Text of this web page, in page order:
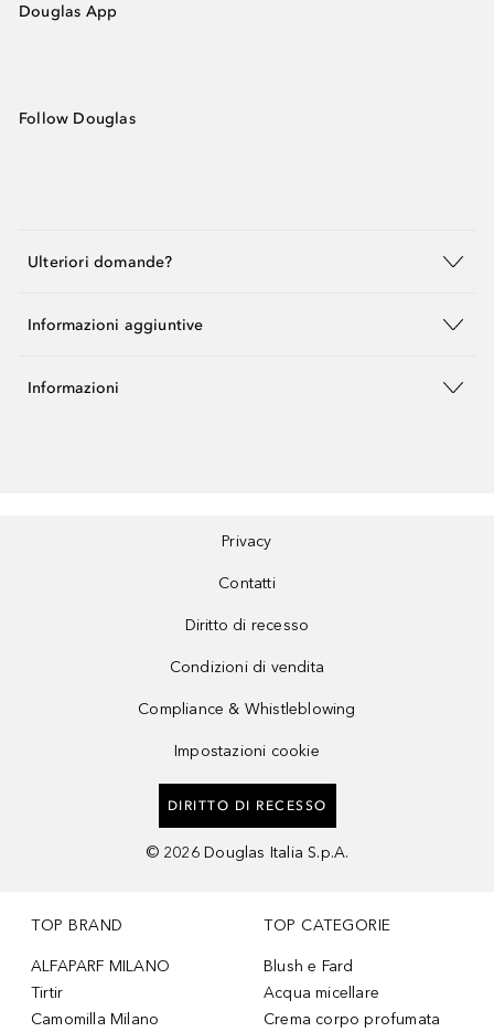
Douglas App
Follow Douglas
Ulteriori domande?
Informazioni aggiuntive
Informazioni
Privacy
Contatti
Diritto di recesso
Condizioni di vendita
Compliance & Whistleblowing
Impostazioni cookie
DIRITTO DI RECESSO
© 2026 Douglas Italia S.p.A.
TOP BRAND
ALFAPARF MILANO
Tirtir
Camomilla Milano
TOP CATEGORIE
Blush e Fard
Acqua micellare
Crema corpo profumata